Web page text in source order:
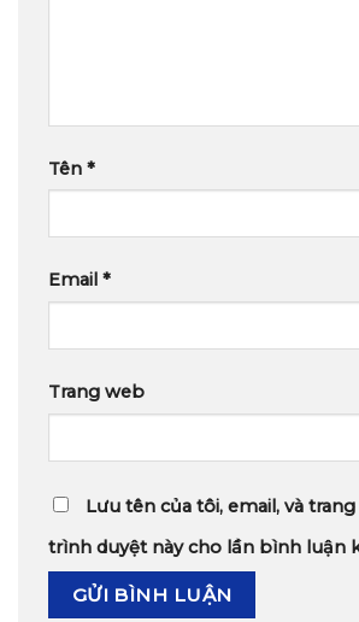
Tên *
Email *
Trang web
Lưu tên của tôi, email, và
trình duyệt này cho lần bình luận